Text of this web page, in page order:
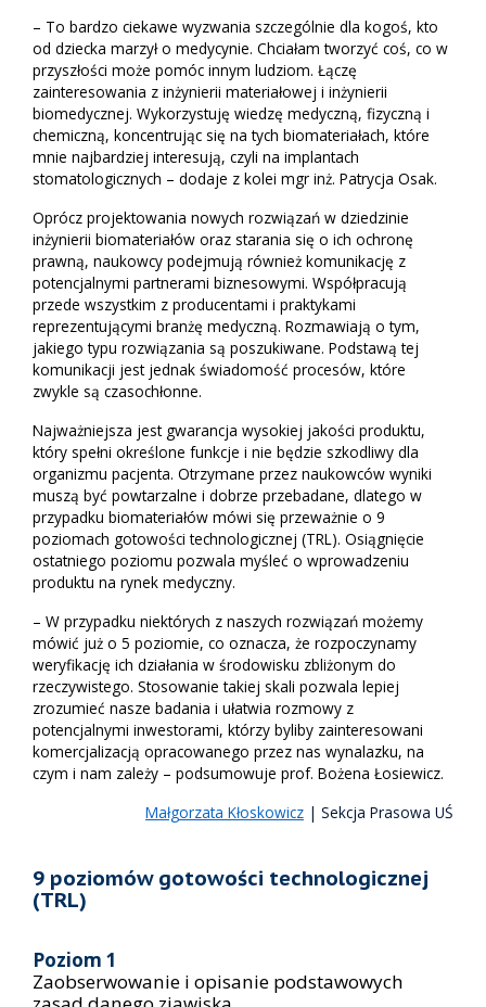
– To bardzo ciekawe wyzwania szczególnie dla kogoś, kto
od dziecka marzył o medycynie. Chciałam tworzyć coś, co w
przyszłości może pomóc innym ludziom. Łączę
zainteresowania z inżynierii materiałowej i inżynierii
biomedycznej. Wykorzystuję wiedzę medyczną, fizyczną i
chemiczną, koncentrując się na tych biomateriałach, które
mnie najbardziej interesują, czyli na implantach
stomatologicznych – dodaje z kolei mgr inż. Patrycja Osak.
Oprócz projektowania nowych rozwiązań w dziedzinie
inżynierii biomateriałów oraz starania się o ich ochronę
prawną, naukowcy podejmują również komunikację z
potencjalnymi partnerami biznesowymi. Współpracują
przede wszystkim z producentami i praktykami
reprezentującymi branżę medyczną. Rozmawiają o tym,
jakiego typu rozwiązania są poszukiwane. Podstawą tej
komunikacji jest jednak świadomość procesów, które
zwykle są czasochłonne.
Najważniejsza jest gwarancja wysokiej jakości produktu,
który spełni określone funkcje i nie będzie szkodliwy dla
organizmu pacjenta. Otrzymane przez naukowców wyniki
muszą być powtarzalne i dobrze przebadane, dlatego w
przypadku biomateriałów mówi się przeważnie o 9
poziomach gotowości technologicznej (TRL). Osiągnięcie
ostatniego poziomu pozwala myśleć o wprowadzeniu
produktu na rynek medyczny.
– W przypadku niektórych z naszych rozwiązań możemy
mówić już o 5 poziomie, co oznacza, że rozpoczynamy
weryfikację ich działania w środowisku zbliżonym do
rzeczywistego. Stosowanie takiej skali pozwala lepiej
zrozumieć nasze badania i ułatwia rozmowy z
potencjalnymi inwestorami, którzy byliby zainteresowani
komercjalizacją opracowanego przez nas wynalazku, na
czym i nam zależy – podsumowuje prof. Bożena Łosiewicz.
Małgorzata Kłoskowicz | Sekcja Prasowa UŚ
9 poziomów gotowości technologicznej
(TRL)
Poziom 1
Zaobserwowanie i opisanie podstawowych